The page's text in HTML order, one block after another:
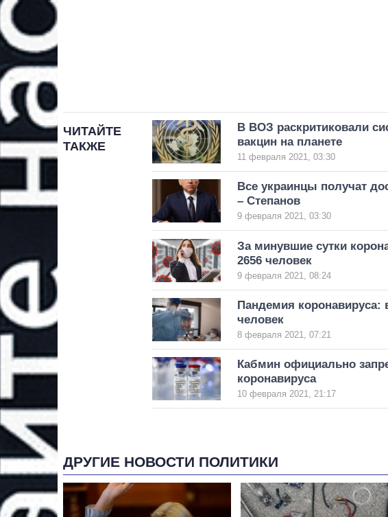
ЧИТАЙТЕ
ТАКЖЕ
В ВОЗ раскритиковали
вакцин на планете
11 февраля 2021, 03:30
Все украинцы получат
– Степанов
9 февраля 2021, 03:30
За минувшие сутки
2656 человек
9 февраля 2021, 08:24
Пандемия коронавируса:
человек
8 февраля 2021, 07:21
Кабмин официально
коронавируса
10 февраля 2021, 21:17
ДРУГИЕ НОВОСТИ ПОЛИТИКИ